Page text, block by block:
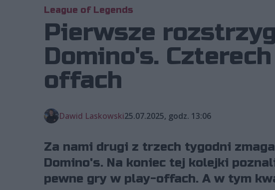
League of Legends
Pierwsze
Domino's.
offach
Dawid Laskowski25.07.2025, godz. 13:06
Za nami drugi z trzech tygodni
Domino's. Na koniec tej kolejki
pewne gry w play-offach. A w tym